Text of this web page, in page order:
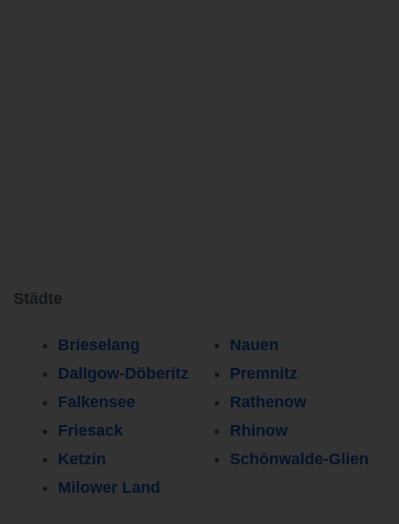
Städte
Brieselang
Dallgow-Döberitz
Falkensee
Friesack
Ketzin
Milower Land
Nauen
Premnitz
Rathenow
Rhinow
Schönwalde-Glien